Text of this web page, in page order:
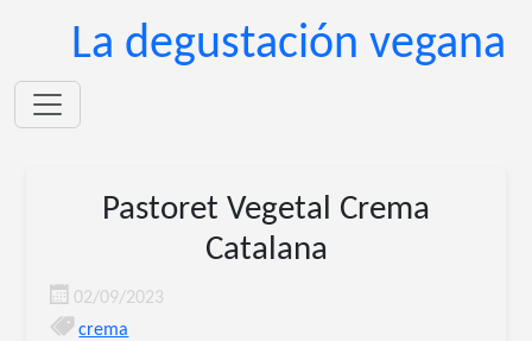
La degustación vegana
Pastoret Vegetal Crema
Catalana
02/09/2023
crema